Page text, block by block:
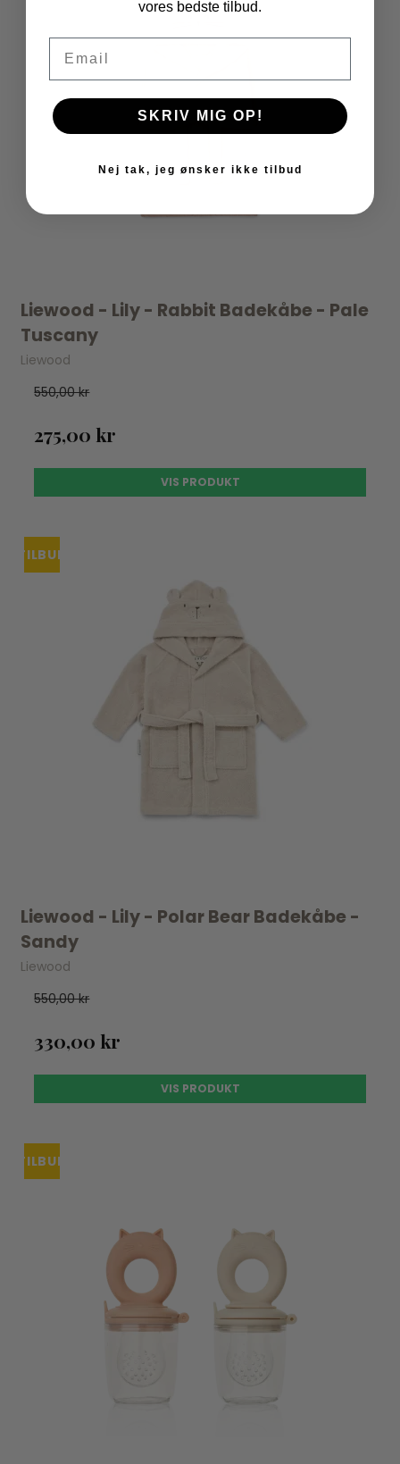
Liewood - Lily - Rabbit Badekåbe - Pale
Tuscany
Liewood
550,00 kr
275,00 kr
VIS PRODUKT
TILBUD
Liewood - Lily - Polar Bear Badekåbe -
Sandy
Liewood
550,00 kr
330,00 kr
VIS PRODUKT
TILBUD
vores bedste tilbud.
SKRIV MIG OP!
Nej tak, jeg ønsker ikke tilbud